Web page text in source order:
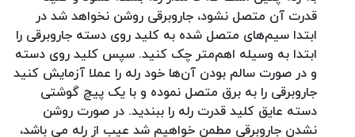
قدرت آن متصل نشود، جاروبرقی روشن نخواهد شد در
ابتدا سیم‌های متصل شده به کلید روی دسته جاروبرقی را
ابتدا به وسیله اهم‌متر چک کنید. سپس کلید روی دسته
و در صورت سالم بودن آن‌ها خود رله را عملا آزمایش کنید
جاروبرقی را به برق متصل نموده و با یک پیچ گوشتی
دسته عایق کلید قدرت رله را ببندید. در صورت روشن
نشدن جاروبرقی مطمن خواهیم شد عیب از رله می باشد،